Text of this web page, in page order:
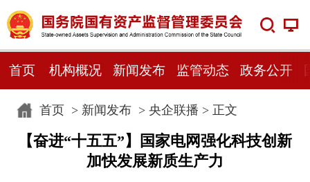
首页 机构概况 新闻发布 监管动态 政务公开
首页> 新闻发布> 央企联播 > 正文
【奋进“十五五”】国家电网强化科技创新
加快发展新质生产力